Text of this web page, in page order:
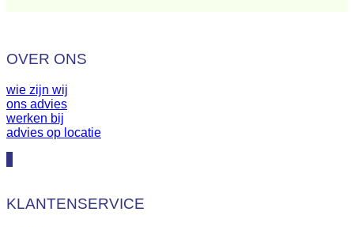
OVER ONS
wie zijn wij
ons advies
werken bij
advies op locatie
KLANTENSERVICE